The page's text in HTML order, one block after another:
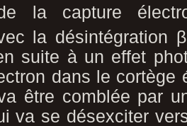
la capture
la désintégration β
suite à un effet
dans le cortège
être comblée par
va se désexciter